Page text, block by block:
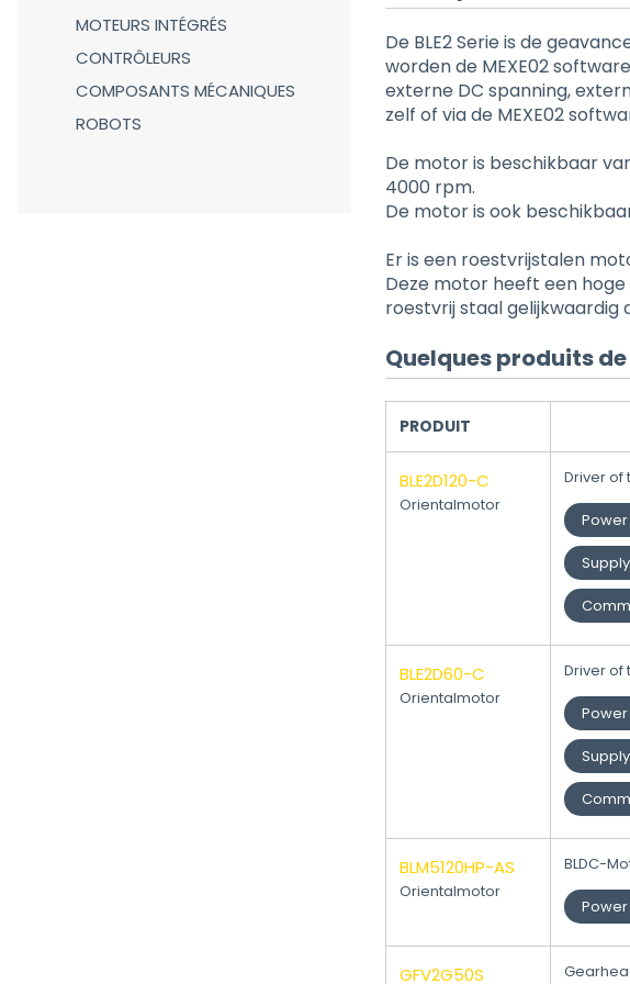
MOTEURS INTÉGRÉS
CONTRÔLEURS
COMPOSANTS MÉCANIQUES
ROBOTS
De BLE2 Serie is de
worden de MEXE02
externe DC spanning,
zelf of via de MEXE02
De motor is beschikbaar
4000 rpm.
De motor is ook
Er is een roestvrijstalen
Deze motor heeft een
roestvrij staal gelijkwaardig
Quelques produits
PRODUIT
BLE2D120-C
Orientalmotor
Driver of
BLE2D60-C
Orientalmotor
Driver of
BLM5120HP-AS
Orientalmotor
BLDC-
GFV2G50S